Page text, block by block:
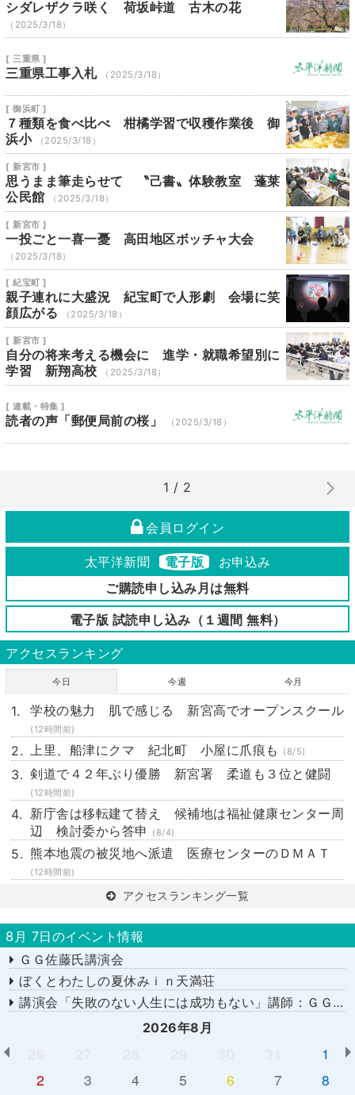
シダレザクラ咲く 荷坂峠道 古木の花
（2025/3/18）
[ 三重県 ]
三重県工事入札 （2025/3/18）
[ 御浜町 ]
７種類を食べ比べ 柑橘学習で収穫作業後 御
浜小
（2025/3/18）
[ 新宮市 ]
思うまま筆走らせて 〝己書〟体験教室 蓬莱
公民館
（2025/3/18）
[ 新宮市 ]
一投ごと一喜一憂 高田地区ボッチャ大会
（2025/3/18）
[ 紀宝町 ]
親子連れに大盛況 紀宝町で人形劇 会場に笑
顔広がる
（2025/3/18）
[ 新宮市 ]
自分の将来考える機会に 進学・就職希望別に
学習 新翔高校
（2025/3/18）
[ 連載・特集 ]
読者の声「郵便局前の桜」 （2025/3/18）
1 / 2
会員ログイン
太平洋新聞 電子版
お申込み
ご購読申し込み月は無料
電子版 試読申し込み（１週間 無料）
アクセスランキング
今日 今週 今月
学校の魅力 肌で感じる 新宮高でオープンスクール
(12時間前)
上里、船津にクマ 紀北町 小屋に爪痕も (8/5)
剣道で４２年ぶり優勝 新宮署 柔道も３位と健闘
(12時間前)
新庁舎は移転建て替え 候補地は福祉健康センター周
辺 検討委から答申
(8/4)
熊本地震の被災地へ派遣 医療センターのＤＭＡＴ
(12時間前)
アクセスランキング一覧
8月 7日のイベント情報
ＧＧ佐藤氏講演会
ぼくとわたしの夏休みｉｎ天満荘
講演会「失敗のない人生には成功もない」講師：ＧＧ佐藤さん
2026年8月
26
1
2
3 4 5 6 7
8